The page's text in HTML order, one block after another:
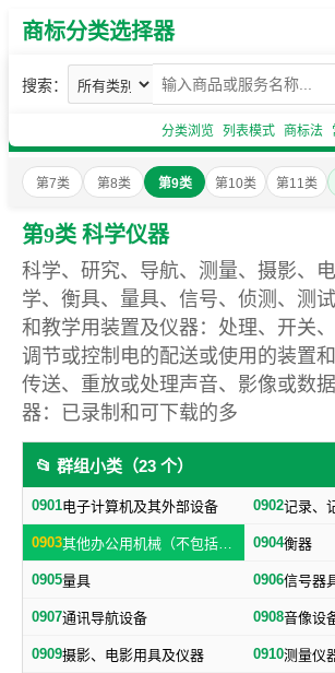
商标分类选择器
搜索：
分类浏览 列表模式 商标法
第7类 第8类 第9类 第10类 第11类
第9类 科学仪器
科学、研究、导航、测量、摄影、
学、衡具、量具、信号、侦测、测
和教学用装置及仪器：处理、开关、
调节或控制电的配送或使用的装置和
传送、重放或处理声音、影像或数
器：已录制和可下载的多
📂 群组小类（23 个）
0901电子计算机及其外部设备 0902记录、
0903 其他办公用机械（不包括打字机、誉写机、油印机） 0904衡器
0905量具 0906信号器
0907通讯导航设备 0908音像设
0909摄影、电影用具及仪器 0910